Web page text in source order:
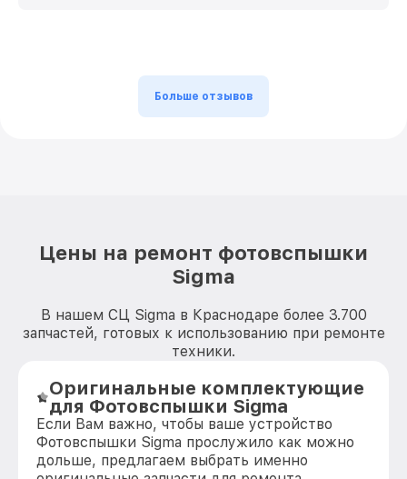
Больше отзывов
Цены на ремонт фотовспышки
Sigma
В нашем СЦ Sigma в Краснодаре более 3.700
запчастей, готовых к использованию при ремонте
техники.
Оригинальные комплектующие
для Фотовспышки Sigma
Если Вам важно, чтобы ваше устройство
Фотовспышки Sigma прослужило как можно
дольше, предлагаем выбрать именно